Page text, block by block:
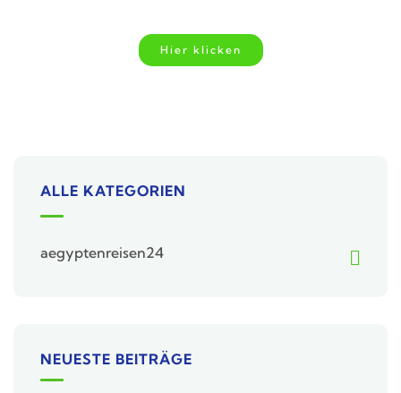
Hier klicken
ALLE KATEGORIEN
aegyptenreisen24
NEUESTE BEITRÄGE